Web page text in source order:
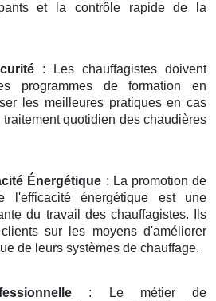
et la contrôle rapide de la
: Les chauffagistes doivent
programmes de formation en
les meilleures pratiques en cas
quotidien des chaudières
Énergétique : La promotion de
l'efficacité énergétique est une
du travail des chauffagistes. Ils
sur les moyens d'améliorer
de leurs systèmes de chauffage.
: Le métier de